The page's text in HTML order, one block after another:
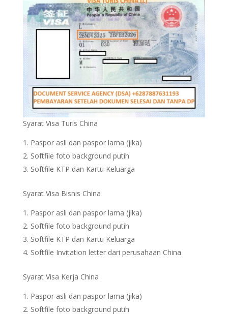
Syarat Visa Turis China
Paspor asli dan paspor lama (jika)
Softfile foto background putih
Softfile KTP dan Kartu Keluarga
Syarat Visa Bisnis China
Paspor asli dan paspor lama (jika)
Softfile foto background putih
Softfile KTP dan Kartu Keluarga
Softfile Invitation letter dari perusahaan China
Syarat Visa Kerja China
Paspor asli dan paspor lama (jika)
Softfile foto background putih